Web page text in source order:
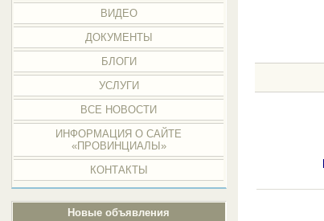
ВИДЕО
ДОКУМЕНТЫ
БЛОГИ
УСЛУГИ
ВСЕ НОВОСТИ
ИНФОРМАЦИЯ О САЙТЕ
«ПРОВИНЦИАЛЫ»
КОНТАКТЫ
Новые объявления